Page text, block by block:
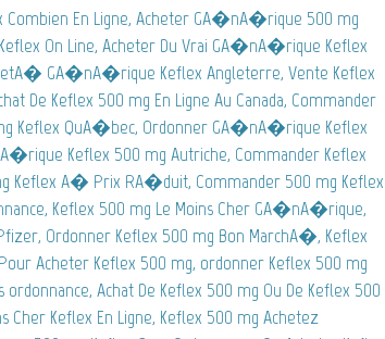
En Ligne, Acheter GA�nA�rique 500 mg
On Line, Acheter Du Vrai GA�nA�rique Keflex
GA�nA�rique Keflex Angleterre, Vente Keflex
De Keflex 500 mg En Ligne Au Canada, Commander
Keflex QuA�bec, Ordonner GA�nA�rique Keflex
Keflex 500 mg Autriche, Commander Keflex
Keflex A� Prix RA�duit, Commander 500 mg Keflex
Keflex 500 mg Le Moins Cher GA�nA�rique,
Ordonner Keflex 500 mg Bon MarchA�, Keflex
Acheter Keflex 500 mg, ordonner Keflex 500 mg
Achat De Keflex 500 mg Ou De Keflex 500
Cher Keflex En Ligne, Keflex 500 mg Achetez